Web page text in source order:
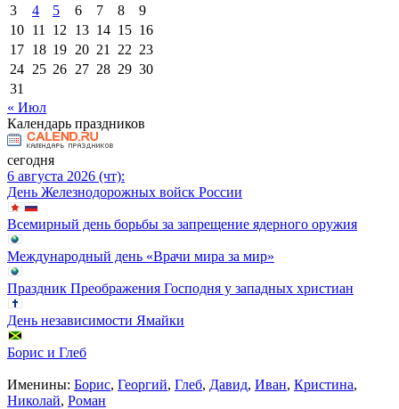
3
4 5 6 7 8
9
10 11 12 13 14 15 16
17 18 19 20 21 22 23
24 25 26 27 28 29 30
31
« Июл
Календарь праздников
сегодня
6 августа 2026 (чт):
День Железнодорожных войск России
Всемирный день борьбы за запрещение ядерного оружия
Международный день «Врачи мира за мир»
Праздник Преображения Господня у западных христиан
День независимости Ямайки
Борис и Глеб
Именины: Борис, Георгий, Глеб, Давид, Иван, Кристина,
Николай, Роман